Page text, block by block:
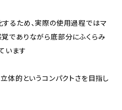
るため、実際の使用過程ではマ
でありながら底部分にふくらみ
います
体的というコンパクトさを目指し